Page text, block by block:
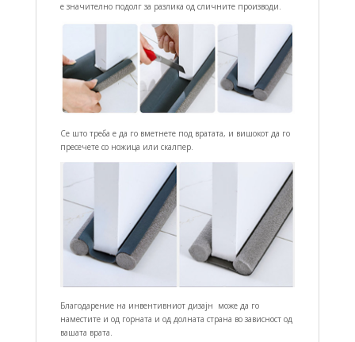
е значително подолг за разлика од сличните производи.
Се што треба е да го вметнете под вратата, и вишокот да го
пресечете со ножица или скалпер.
Благодарение на инвентивниот дизајн може да го
наместите и од горната и од долната страна во зависност од
вашата врата.